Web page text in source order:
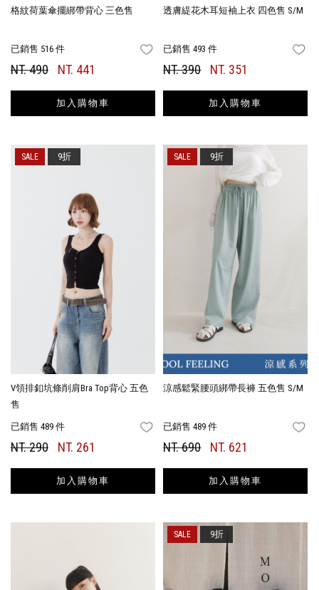
格紋荷葉傘擺綁帶背心 三色售
已銷售 516 件 FAVORITES
NT. 490 NT. 441
加入購物車
透膚緹花木耳短袖上衣 四色售 S/M
已銷售 493 件
NT. 390 NT. 351
加入購物車
V領排釦坑條削肩Bra Top背心 五色
售
已銷售 489 件 FAVORITES
NT. 290 NT. 261
加入購物車
9折
涼感鬆緊腰頭綁帶長褲 五色售 S/M
已銷售 489 件
NT. 690 NT. 621
加入購物車
9折
9折